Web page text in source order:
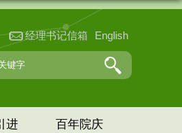
经理书记信箱 English
进 百年院庆